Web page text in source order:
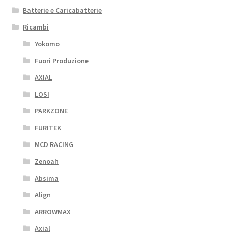
Batterie e Caricabatterie
Ricambi
Yokomo
Fuori Produzione
AXIAL
LOSI
PARKZONE
FURITEK
MCD RACING
Zenoah
Absima
Align
ARROWMAX
Axial